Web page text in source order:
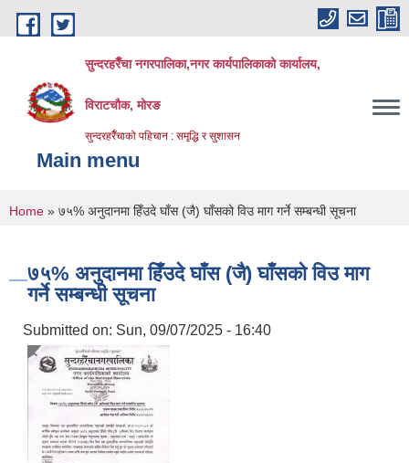
Skip to main content
सुन्दरहरैँचा नगरपालिका,नगर कार्यपालिकाको कार्यालय,
विराटचौक, मोरङ
सुन्दरहरैँचाको पहिचान : समृद्धि र सुशासन
Main menu
You are here
Home » ७५% अनुदानमा हिँउदे घाँस (जै) घाँसको विउ माग गर्ने सम्बन्धी सूचना
७५% अनुदानमा हिँउदे घाँस (जै) घाँसको विउ माग
गर्ने सम्बन्धी सूचना
Submitted on: Sun, 09/07/2025 - 16:40